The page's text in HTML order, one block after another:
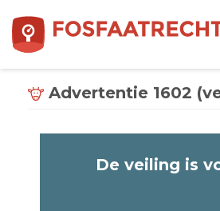
Advertentie 1602
De veiling is